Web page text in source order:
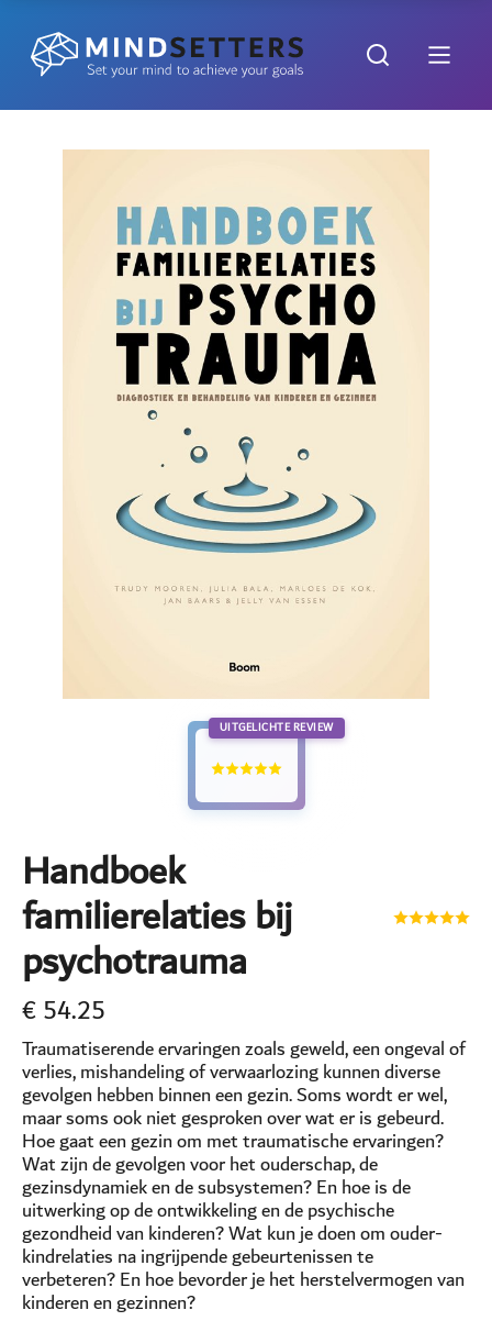
UITGELICHTE REVIEW
Handboek
familierelaties bij
psychotrauma
€54.25
Traumatiserende ervaringen zoals geweld, een ongeval of
verlies, mishandeling of verwaarlozing kunnen diverse
gevolgen hebben binnen een gezin. Soms wordt er wel,
maar soms ook niet gesproken over wat er is gebeurd.
Hoe gaat een gezin om met traumatische ervaringen?
Wat zijn de gevolgen voor het ouderschap, de
gezinsdynamiek en de subsystemen? En hoe is de
uitwerking op de ontwikkeling en de psychische
gezondheid van kinderen? Wat kun je doen om ouder-
kindrelaties na ingrijpende gebeurtenissen te
verbeteren? En hoe bevorder je het herstelvermogen van
kinderen en gezinnen?